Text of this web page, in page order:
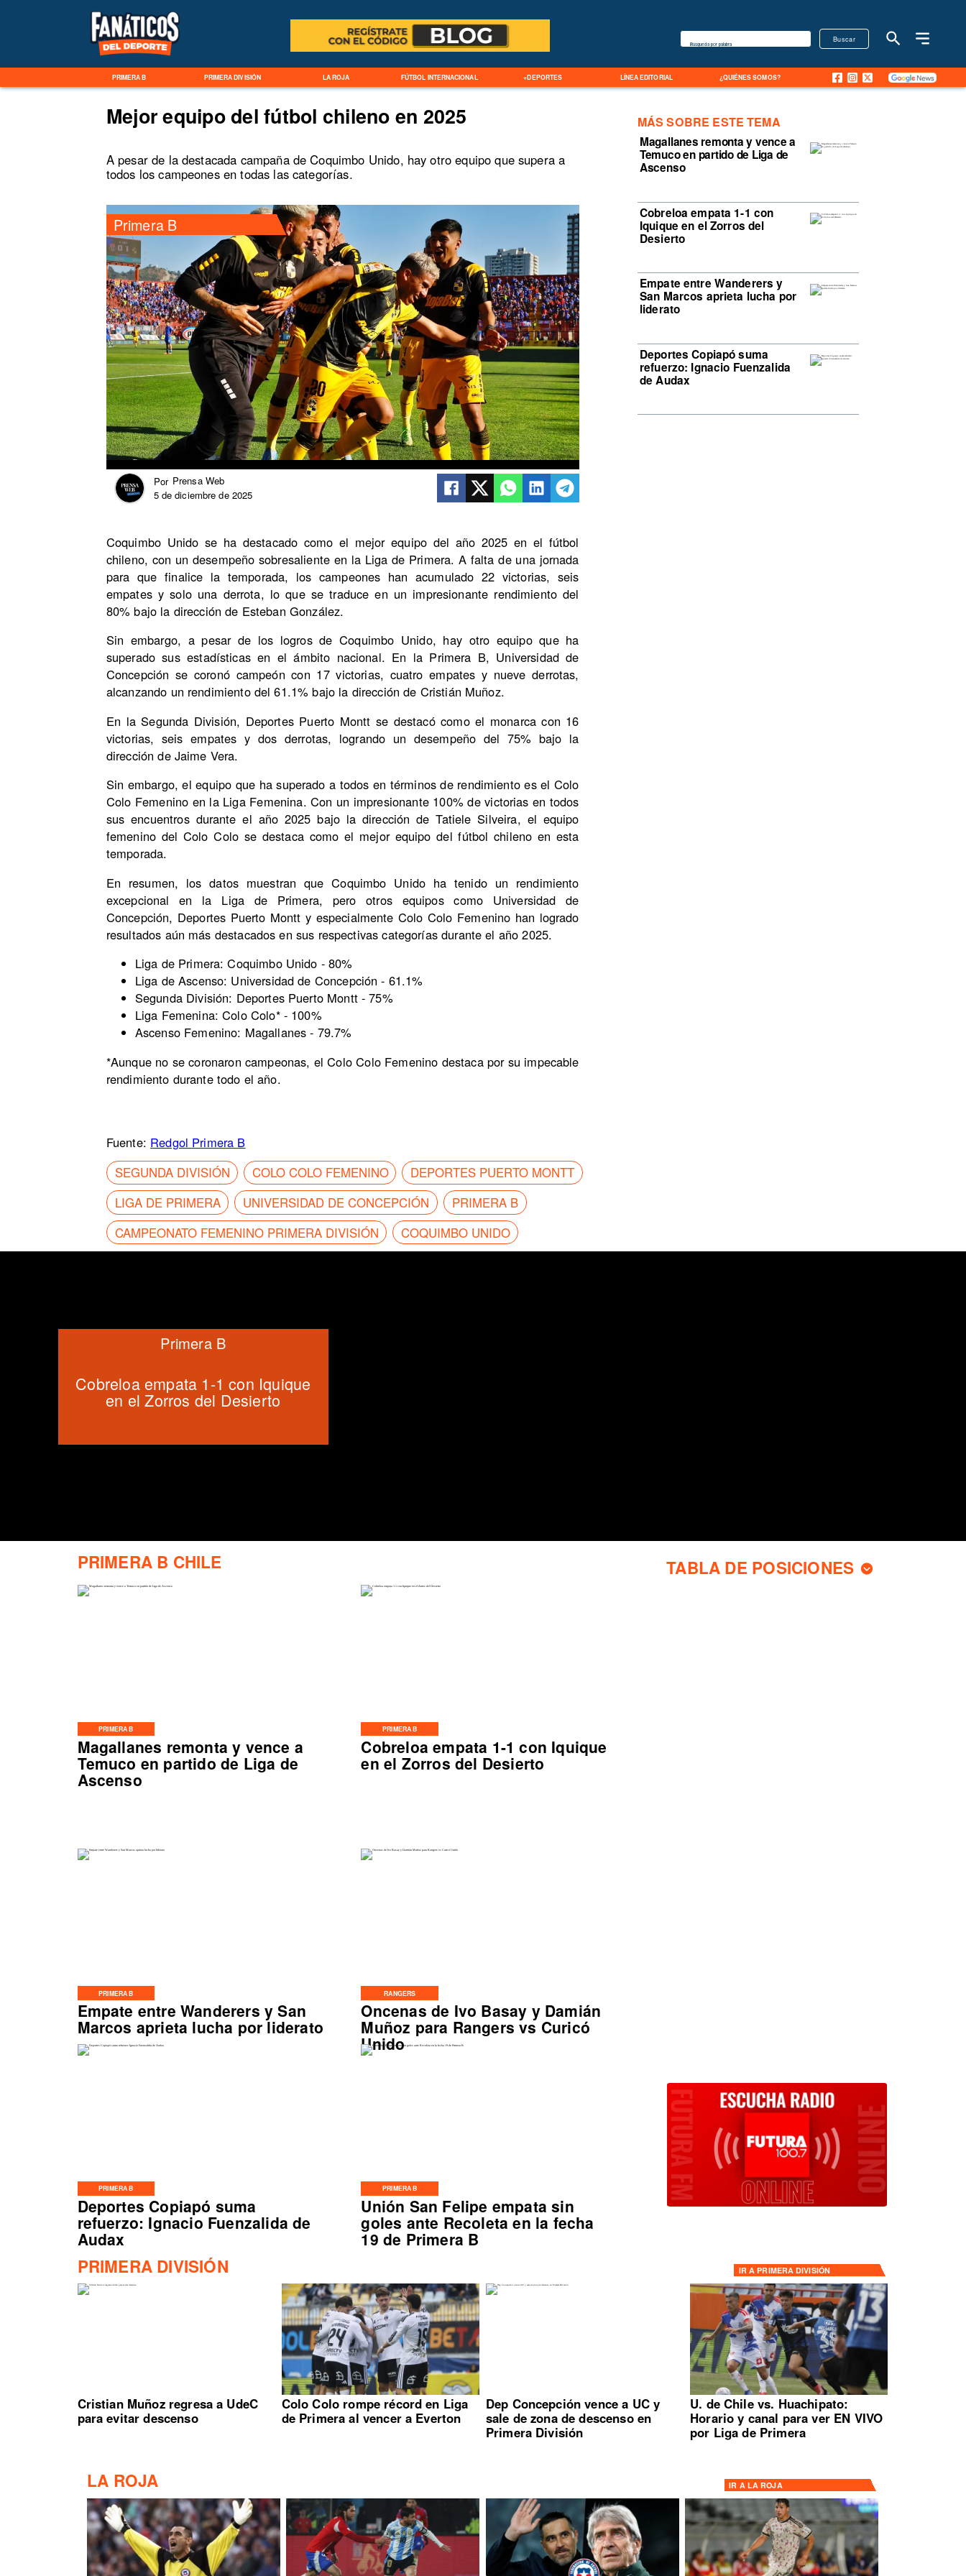
PRIMERA B PRIMERA DIVISIÓN LA ROJA FÚTBOL INTERNACIONAL +DEPORTES LÍNEA EDITORIAL ¿QUIÉNES SOMOS?
Buscar
Búsqueda por palabra
Primera B
Prensa Web
Por
5 de diciembre de 2025
Magallanes remonta y vence a
Temuco en partido de Liga de
Ascenso
Cobreloa empata 1-1 con
Iquique en el Zorros del
Desierto
Empate entre Wanderers y
San Marcos aprieta lucha por
liderato
Deportes Copiapó suma
refuerzo: Ignacio Fuenzalida
de Audax
MÁS SOBRE ESTE TEMA
Mejor equipo del fútbol chileno en 2025
A pesar de la destacada campaña de Coquimbo Unido, hay otro equipo que supera a
todos los campeones en todas las categorías.
Coquimbo Unido se ha destacado como el mejor equipo del año 2025 en el fútbol
chileno, con un desempeño sobresaliente en la Liga de Primera. A falta de una jornada
para que finalice la temporada, los campeones han acumulado 22 victorias, seis
empates y solo una derrota, lo que se traduce en un impresionante rendimiento del
80% bajo la dirección de Esteban González.
Sin embargo, a pesar de los logros de Coquimbo Unido, hay otro equipo que ha
superado sus estadísticas en el ámbito nacional. En la Primera B, Universidad de
Concepción se coronó campeón con 17 victorias, cuatro empates y nueve derrotas,
alcanzando un rendimiento del 61.1% bajo la dirección de Cristián Muñoz.
En la Segunda División, Deportes Puerto Montt se destacó como el monarca con 16
victorias, seis empates y dos derrotas, logrando un desempeño del 75% bajo la
dirección de Jaime Vera.
Sin embargo, el equipo que ha superado a todos en términos de rendimiento es el Colo
Colo Femenino en la Liga Femenina. Con un impresionante 100% de victorias en todos
sus encuentros durante el año 2025 bajo la dirección de Tatiele Silveira, el equipo
femenino del Colo Colo se destaca como el mejor equipo del fútbol chileno en esta
temporada.
En resumen, los datos muestran que Coquimbo Unido ha tenido un rendimiento
excepcional en la Liga de Primera, pero otros equipos como Universidad de
Concepción, Deportes Puerto Montt y especialmente Colo Colo Femenino han logrado
resultados aún más destacados en sus respectivas categorías durante el año 2025.
Liga de Primera: Coquimbo Unido - 80%
Liga de Ascenso: Universidad de Concepción - 61.1%
Segunda División: Deportes Puerto Montt - 75%
Liga Femenina: Colo Colo* - 100%
Ascenso Femenino: Magallanes - 79.7%
*Aunque no se coronaron campeonas, el Colo Colo Femenino destaca por su impecable
rendimiento durante todo el año.
Fuente: Redgol Primera B
SEGUNDA DIVISIÓN
COLO COLO FEMENINO
DEPORTES PUERTO MONTT
LIGA DE PRIMERA
UNIVERSIDAD DE CONCEPCIÓN
PRIMERA B
CAMPEONATO FEMENINO PRIMERA DIVISIÓN
COQUIMBO UNIDO
PRIMERA B
Magallanes remonta y vence a
Temuco en partido de Liga de
Ascenso
PRIMERA B
Cobreloa empata 1-1 con Iquique
en el Zorros del Desierto
PRIMERA B
Empate entre Wanderers y San
Marcos aprieta lucha por liderato
RANGERS
Oncenas de Ivo Basay y Damián
Muñoz para Rangers vs Curicó
Unido
Cobreloa empata 1-1 con Iquique
en el Zorros del Desierto
Primera B
PRIMERA B CHILE TABLA DE POSICIONES
PRIMERA B
Deportes Copiapó suma
refuerzo: Ignacio Fuenzalida de
Audax
PRIMERA B
Unión San Felipe empata sin
goles ante Recoleta en la fecha
19 de Primera B
PRIMERA DIVISIÓN IR A PRIMERA DIVISIÓN
Cristian Muñoz regresa a UdeC
para evitar descenso
Colo Colo rompe récord en Liga
de Primera al vencer a Everton
Dep Concepción vence a UC y
sale de zona de descenso en
Primera División
U. de Chile vs. Huachipato:
Horario y canal para ver EN VIVO
por Liga de Primera
LA ROJA IR A LA ROJA